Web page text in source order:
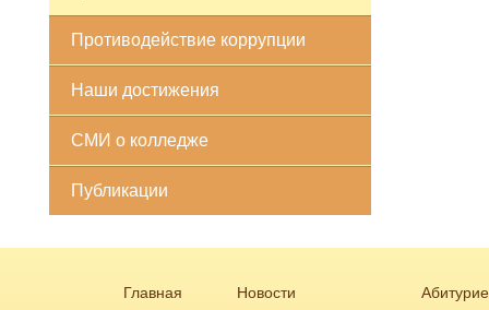
Противодействие коррупции
Наши достижения
СМИ о колледже
Публикации
Главная Новости